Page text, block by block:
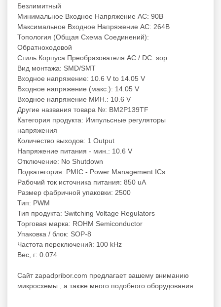
Безлимитный
Минимальное Входное Напряжение AC: 90В
Максимальное Входное Напряжение AC: 264В
Топология (Общая Схема Соединений):
Обратноходовой
Стиль Корпуса Преобразователя AC / DC: sop
Вид монтажа: SMD/SMT
Входное напряжение: 10.6 V to 14.05 V
Входное напряжение (макс.): 14.05 V
Входное напряжение МИН.: 10.6 V
Другие названия товара №: BM2P139TF
Категория продукта: Импульсные регуляторы
напряжения
Количество выходов: 1 Output
Напряжение питания - мин.: 10.6 V
Отключение: No Shutdown
Подкатегория: PMIC - Power Management ICs
Рабочий ток источника питания: 850 uA
Размер фабричной упаковки: 2500
Тип: PWM
Тип продукта: Switching Voltage Regulators
Торговая марка: ROHM Semiconductor
Упаковка / блок: SOP-8
Частота переключений: 100 kHz
Вес, г: 0.074
Cайт zapadpribor.com предлагает вашему вниманию
микросхемы , а также много подобного оборудования.